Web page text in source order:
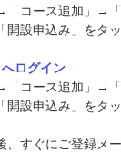
「コース追加」→
設申込み」をタ
ログイン
「コース追加」→
設申込み」をタ
、すぐにご登録メ